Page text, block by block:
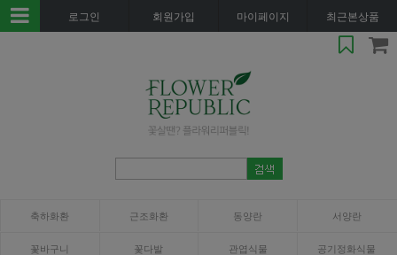
로그인 회원가입 마이페이지 최근본상품
축하화환 근조화환 동양란 서양란
꽃바구니 꽃다발 관엽식물 공기정화식물